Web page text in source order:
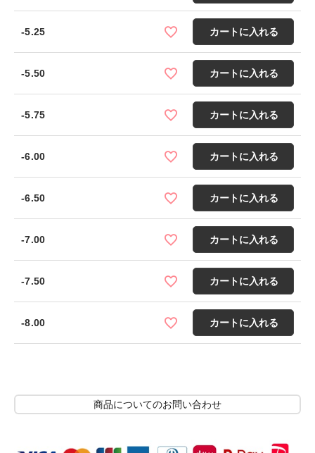
-5.25 カートに入れる
-5.50 カートに入れる
-5.75 カートに入れる
-6.00 カートに入れる
-6.50 カートに入れる
-7.00 カートに入れる
-7.50 カートに入れる
-8.00 カートに入れる
商品についてのお問い合わせ